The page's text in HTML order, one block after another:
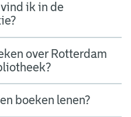
ik in de
over Rotterdam
boeken lenen?